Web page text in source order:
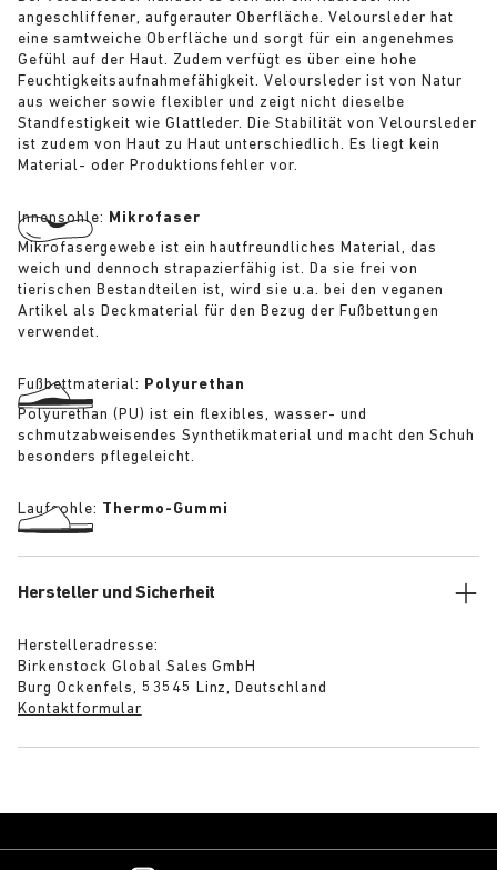
angeschliffener, aufgerauter Oberfläche. Veloursleder hat
eine samtweiche Oberfläche und sorgt für ein angenehmes
Gefühl auf der Haut. Zudem verfügt es über eine hohe
Feuchtigkeitsaufnahmefähigkeit. Veloursleder ist von Natur
aus weicher sowie flexibler und zeigt nicht dieselbe
Standfestigkeit wie Glattleder. Die Stabilität von Veloursleder
ist zudem von Haut zu Haut unterschiedlich. Es liegt kein
Material- oder Produktionsfehler vor.
Innensohle: Mikrofaser
Mikrofasergewebe ist ein hautfreundliches Material, das
weich und dennoch strapazierfähig ist. Da sie frei von
tierischen Bestandteilen ist, wird sie u.a. bei den veganen
Artikel als Deckmaterial für den Bezug der Fußbettungen
verwendet.
Fußbettmaterial: Polyurethan
Polyurethan (PU) ist ein flexibles, wasser- und
schmutzabweisendes Synthetikmaterial und macht den Schuh
besonders pflegeleicht.
Laufsohle: Thermo-Gummi
Hersteller und Sicherheit
Herstelleradresse:
Birkenstock Global Sales GmbH
Burg Ockenfels, 53545 Linz, Deutschland
Kontaktformular